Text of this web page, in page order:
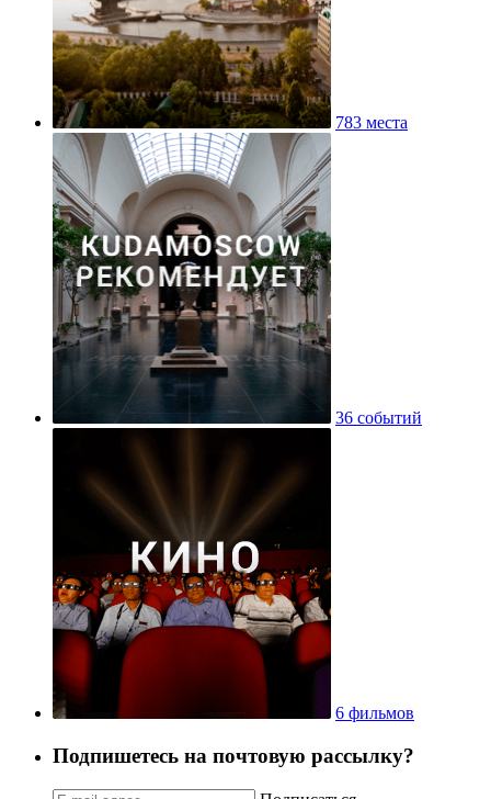
783 места
36 событий
6 фильмов
Подпишетесь на почтовую рассылку?